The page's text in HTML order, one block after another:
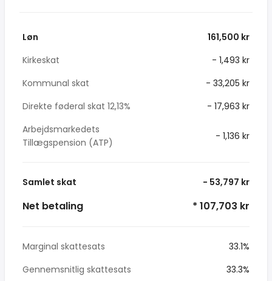
Løn
161,500 kr
Kirkeskat
- 1,493 kr
Kommunal skat
- 33,205 kr
Direkte føderal skat 12,13%
- 17,963 kr
Arbejdsmarkedets
Tillægspension (ATP)
- 1,136 kr
Samlet skat - 53,797 kr
Net betaling * 107,703 kr
Marginal skattesats
33.1%
Gennemsnitlig skattesats
33.3%